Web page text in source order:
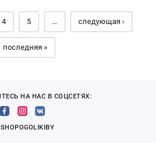
4 5 … следующая ›
последняя »
НА НАС В СОЦСЕТЯХ: